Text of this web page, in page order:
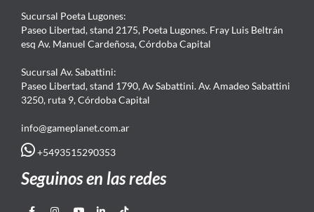
Sucursal Poeta Lugones:
Paseo Libertad, stand 2175, Poeta Lugones. Fray Luis Beltrán
esq Av. Manuel Cardeñosa, Córdoba Capital
Sucursal Av. Sabattini:
Paseo Libertad, stand 1790, Av Sabattini. Av. Amadeo Sabattini
3250, ruta 9, Córdoba Capital
info@gameplanet.com.ar
+5493515290353
Seguinos en las redes